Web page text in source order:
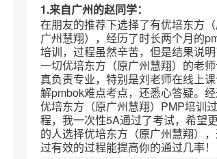
1.来自广州的赵同学：
在朋友的推荐下选择了有优培东方
广州慧翔），经历了时长两个月的
培训，过程虽然辛苦，但是结果说
一切优培东方（原广州慧翔）的老
真负责专业，特别是刘老师在线上
解pmbok难点考点，还悉心答疑。
优培东方（原广州慧翔）PMP培训过
程，我一次性5A通过了考试，希望
的人选择优培东方（原广州慧翔）
过有效的过程能提高你的通过几率！